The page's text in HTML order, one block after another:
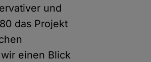
und
das Projekt
einen Blick